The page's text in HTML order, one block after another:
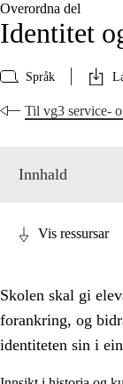
Overordna del
Identitet
Språk
Til vg3 service-
Innhald
Vis ressursar
Skolen skal gi
forankring, og
identiteten sin i